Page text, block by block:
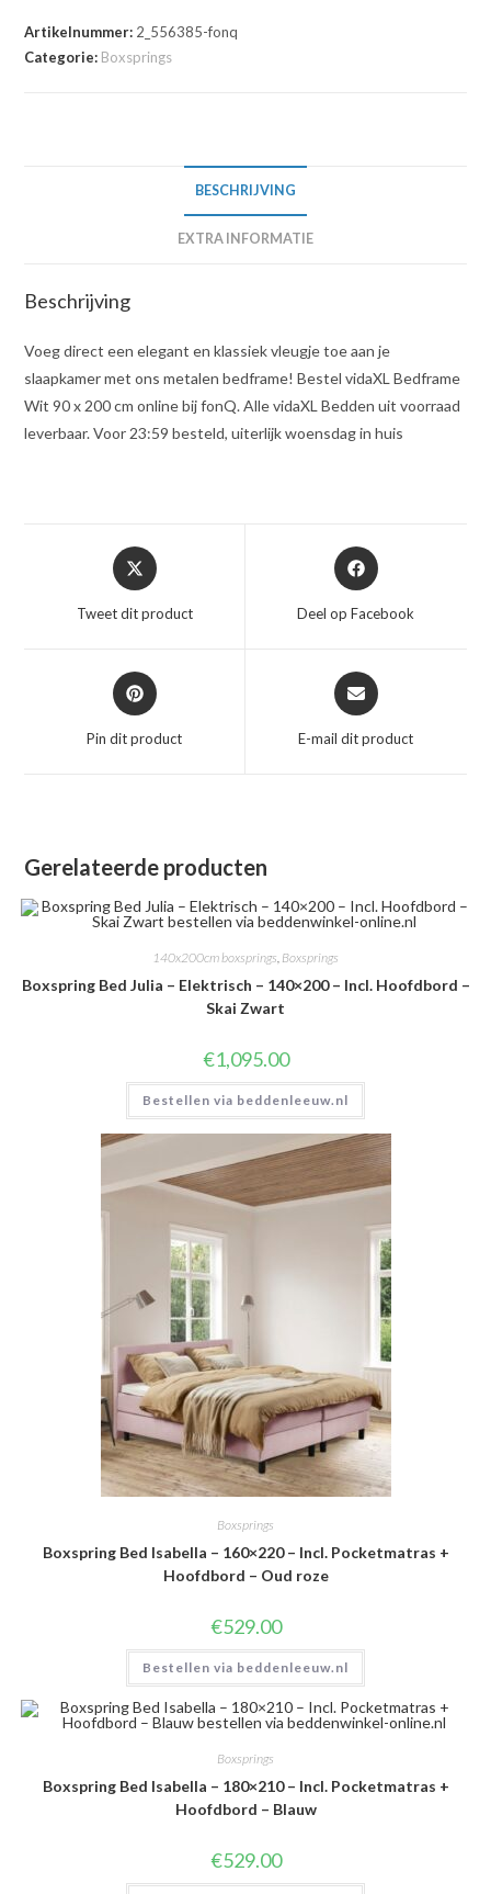
Artikelnummer: 2_556385-fonq
Categorie: Boxsprings
BESCHRIJVING
EXTRA INFORMATIE
Beschrijving
Voeg direct een elegant en klassiek vleugje toe aan je
slaapkamer met ons metalen bedframe! Bestel vidaXL Bedframe
Wit 90 x 200 cm online bij fonQ. Alle vidaXL Bedden uit voorraad
leverbaar. Voor 23:59 besteld, uiterlijk woensdag in huis
Opent
in
nieuw
Tweet dit product
Opent
in
nieuw
Deel op Facebook
Opent
in
nieuw
Pin dit product
Opent
in
nieuw
E-mail dit product
Gerelateerde producten
140x200cm boxsprings, Boxsprings
Boxspring Bed Julia – Elektrisch – 140×200 – Incl. Hoofdbord –
Skai Zwart
€1,095.00
Bestellen via beddenleeuw.nl
Boxsprings
Boxspring Bed Isabella – 160×220 – Incl. Pocketmatras +
Hoofdbord – Oud roze
€529.00
Bestellen via beddenleeuw.nl
Boxsprings
Boxspring Bed Isabella – 180×210 – Incl. Pocketmatras +
Hoofdbord – Blauw
€529.00